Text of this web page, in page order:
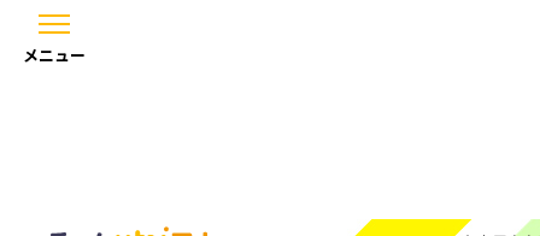
メニュー